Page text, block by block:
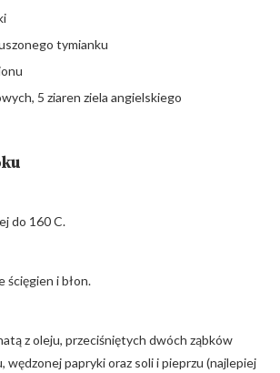
tymianku
5 ziaren ziela angielskiego
do 160 C.
ścięgien i błon.
z oleju, przeciśniętych dwóch ząbków
wędzonej papryki oraz soli i pieprzu (najlepiej